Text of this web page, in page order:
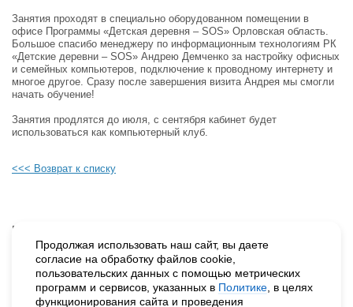
Занятия проходят в специально оборудованном помещении в
офисе Программы «Детская деревня – SOS» Орловская область.
Большое спасибо менеджеру по информационным технологиям РК
«Детские деревни – SOS» Андрею Демченко за настройку офисных
и семейных компьютеров, подключение к проводному интернету и
многое другое. Сразу после завершения визита Андрея мы смогли
начать обучение!
Занятия продлятся до июля, с сентября кабинет будет
использоваться как компьютерный клуб.
<<< Возврат к списку
Будьте в курсе наших событий, подпишитесь на новости и акции
Нажимая на кнопку «Подписаться», вы даете согласие на
обработку персональных данных.
Продолжая использовать наш сайт, вы даете
согласие на обработку файлов cookie,
пользовательских данных с помощью метрических
программ и сервисов, указанных в Политике, в целях
функционирования сайта и проведения